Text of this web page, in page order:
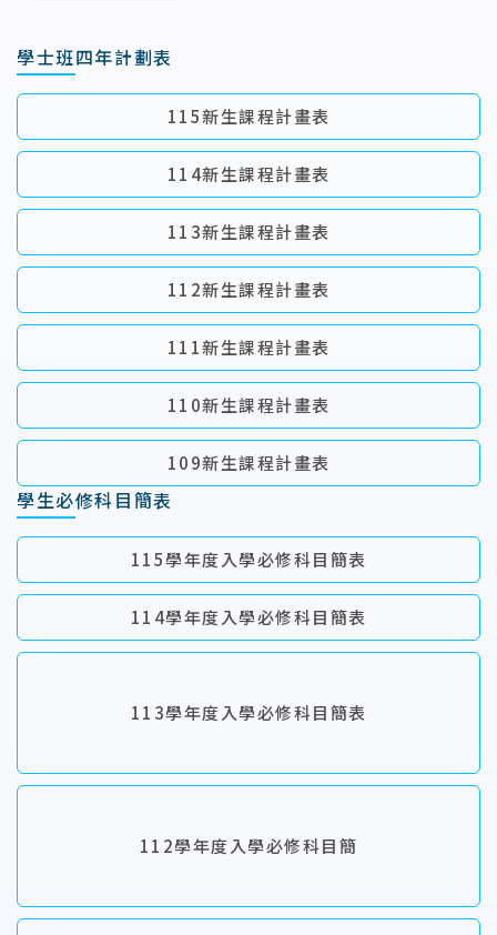
學士班四年計劃表
115新生課程計畫表
114新生課程計畫表
113新生課程計畫表
112新生課程計畫表
111新生課程計畫表
110新生課程計畫表
109新生課程計畫表
學生必修科目簡表
115學年度入學必修科目簡表
114學年度入學必修科目簡表
113學年度入學必修科目簡表
112學年度入學必修科目簡